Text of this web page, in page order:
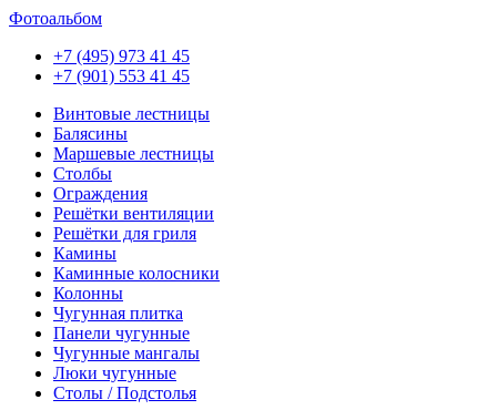
Фотоальбом
+7 (495) 973 41 45
+7 (901) 553 41 45
Винтовые лестницы
Балясины
Маршевые лестницы
Столбы
Ограждения
Решётки вентиляции
Решётки для гриля
Камины
Каминные колосники
Колонны
Чугунная плитка
Панели чугунные
Чугунные мангалы
Люки чугунные
Столы / Подстолья